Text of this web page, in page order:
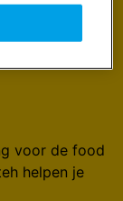
voor de food
helpen je